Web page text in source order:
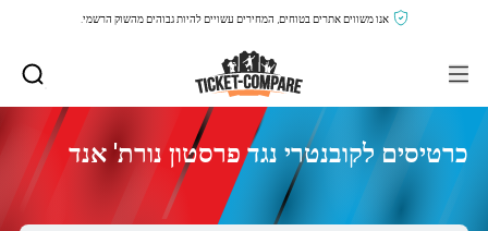
אנו משווים אתרים בטוחים, המחירים עשויים להיות גבוהים מהשוק הרשמי.
כרטיסים לקובנטרי נגד פרסטון נורת' אנד